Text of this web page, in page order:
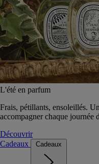
L'été en parfum
Frais, pétillants, ensoleillés.
accompagner chaque journée
Découvrir
Cadeaux
Cadeaux